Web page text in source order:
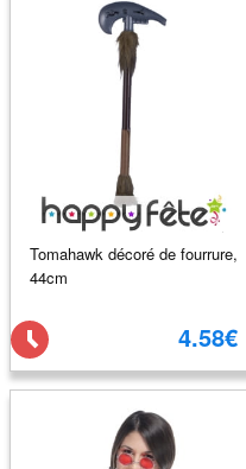
Tomahawk décoré de fourrure,
44cm
4.58€